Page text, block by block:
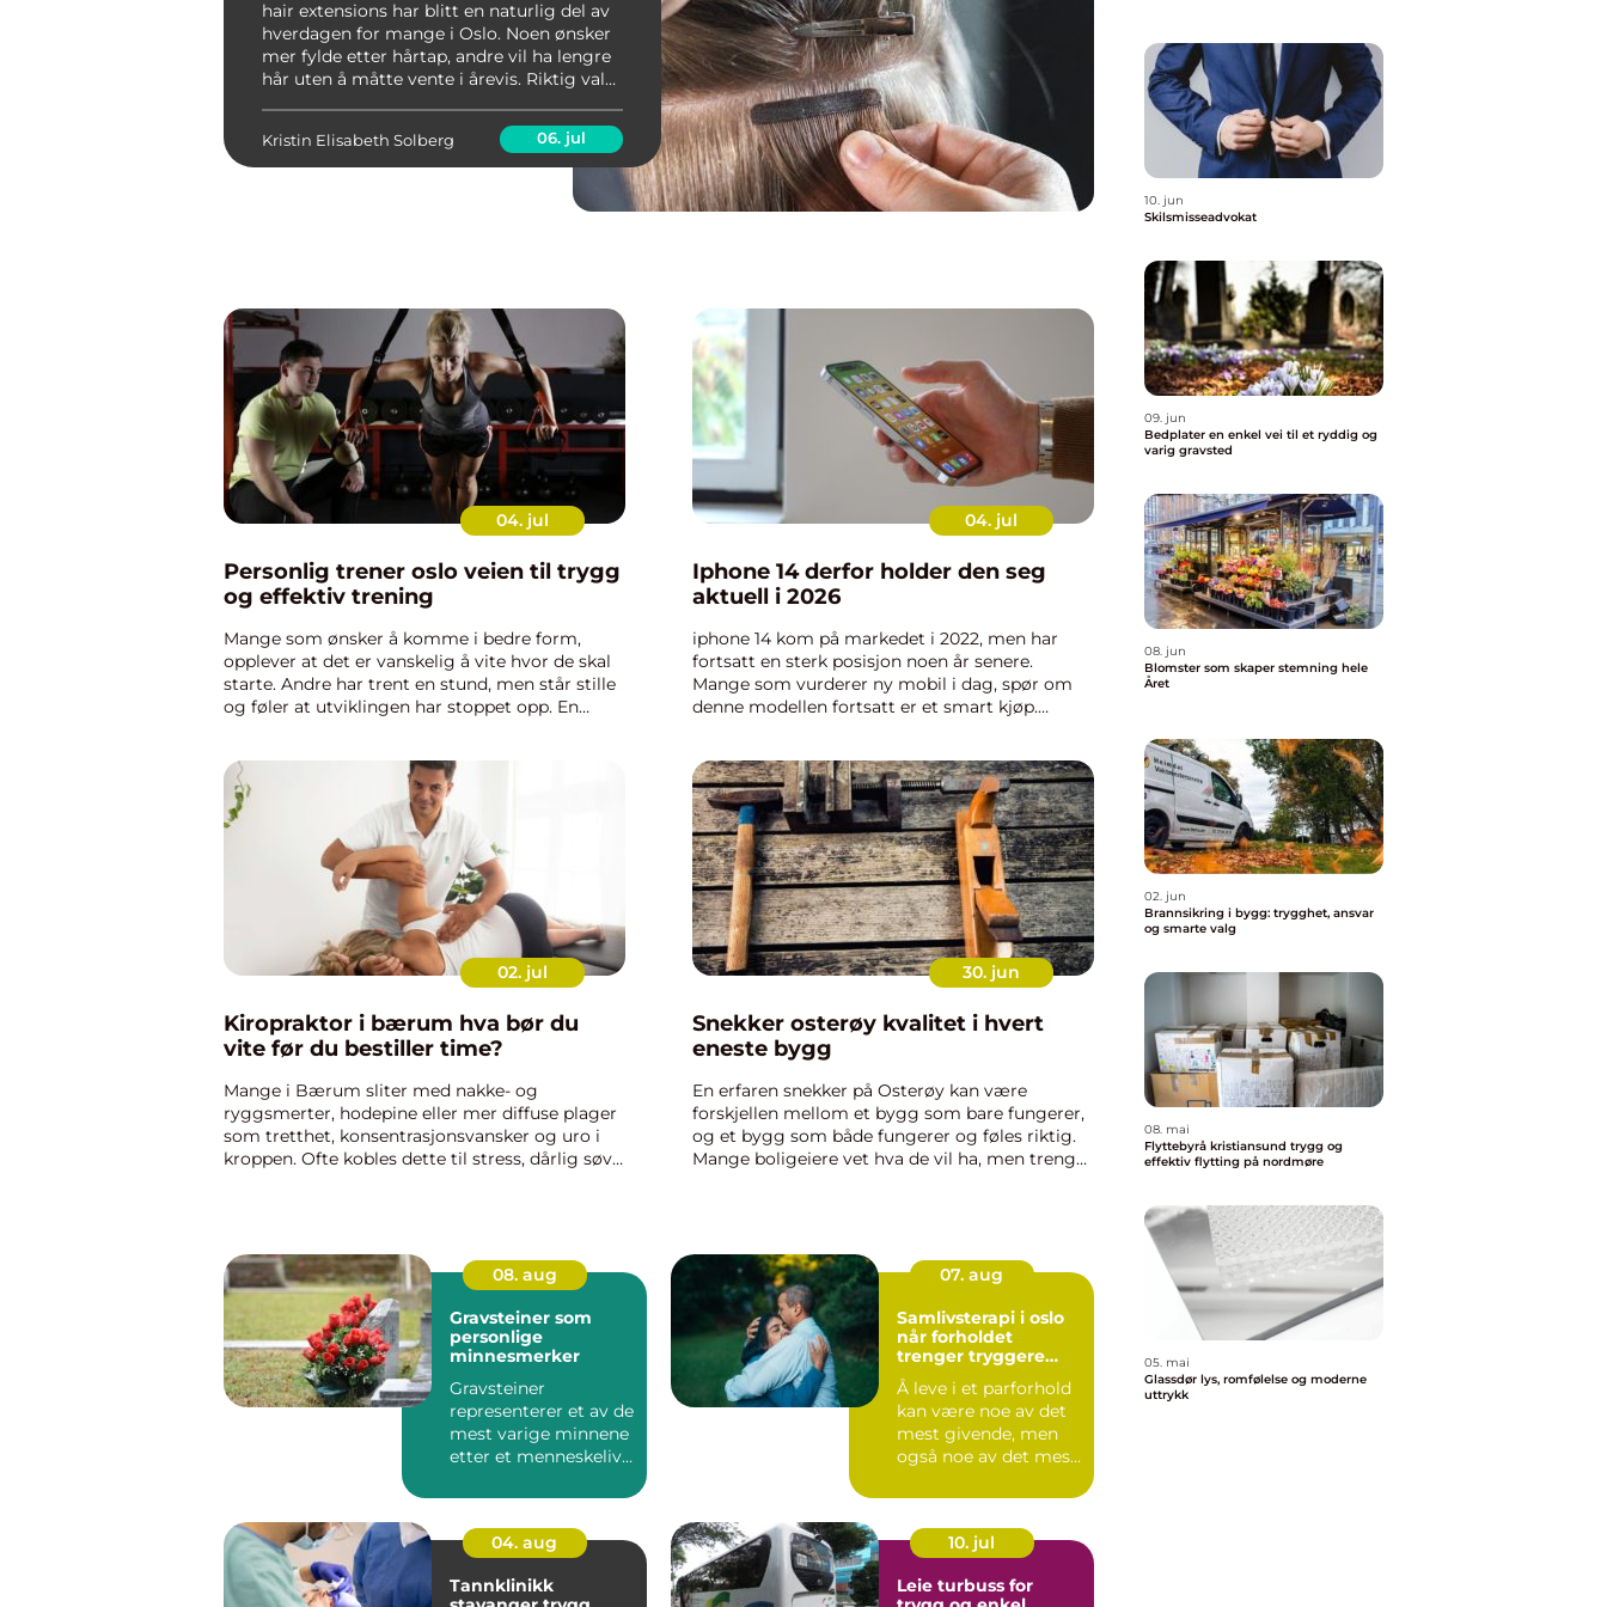
hair extensions har blitt en naturlig del av
hverdagen for mange i Oslo. Noen ønsker
mer fylde etter hårtap, andre vil ha lengre
hår uten å måtte vente i årevis. Riktig valg
resultatet oppleves naturlig, behagelig o...
Kristin Elisabeth Solberg 06. jul
04. jul
Personlig trener oslo veien til trygg
og effektiv trening
Mange som ønsker å komme i bedre form,
opplever at det er vanskelig å vite hvor de skal
starte. Andre har trent en stund, men står stille
og føler at utviklingen har stoppet opp. En
04. jul
Iphone 14 derfor holder den seg
aktuell i 2026
iphone 14 kom på markedet i 2022, men har
fortsatt en sterk posisjon noen år senere.
Mange som vurderer ny mobil i dag, spør om
denne modellen fortsatt er et smart kjøp.
02. jul
Kiropraktor i bærum hva bør du
vite før du bestiller time?
Mange i Bærum sliter med nakke- og
ryggsmerter, hodepine eller mer diffuse plager
som tretthet, konsentrasjonsvansker og uro i
kroppen. Ofte kobles dette til stress, dårlig søvn
30. jun
Snekker osterøy kvalitet i hvert
eneste bygg
En erfaren snekker på Osterøy kan være
forskjellen mellom et bygg som bare fungerer,
og et bygg som både fungerer og føles riktig.
Mange boligeiere vet hva de vil ha, men trenger
08. aug
Gravsteiner som
personlige
minnesmerker
Gravsteiner
representerer et av de
mest varige minnene
etter et menneskeliv.
07. aug
Samlivsterapi i oslo
når forholdet
trenger tryggere
grunn
Å leve i et parforhold
kan være noe av det
mest givende, men
også noe av det mest
04. aug
Tannklinikk
10. jul
Leie turbuss for
10. jun
Skilsmisseadvokat
09. jun
Bedplater en enkel vei til et ryddig og
varig gravsted
08. jun
Blomster som skaper stemning hele
Året
02. jun
Brannsikring i bygg: trygghet, ansvar
og smarte valg
08. mai
Flyttebyrå kristiansund trygg og
effektiv flytting på nordmøre
05. mai
Glassdør lys, romfølelse og moderne
uttrykk